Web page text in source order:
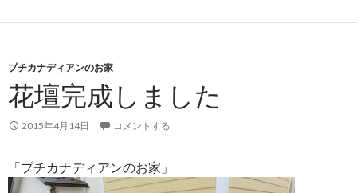
プチカナディアンのお家
花壇完成しました
2015年4月14日 コメントする
「プチカナディアンのお家」